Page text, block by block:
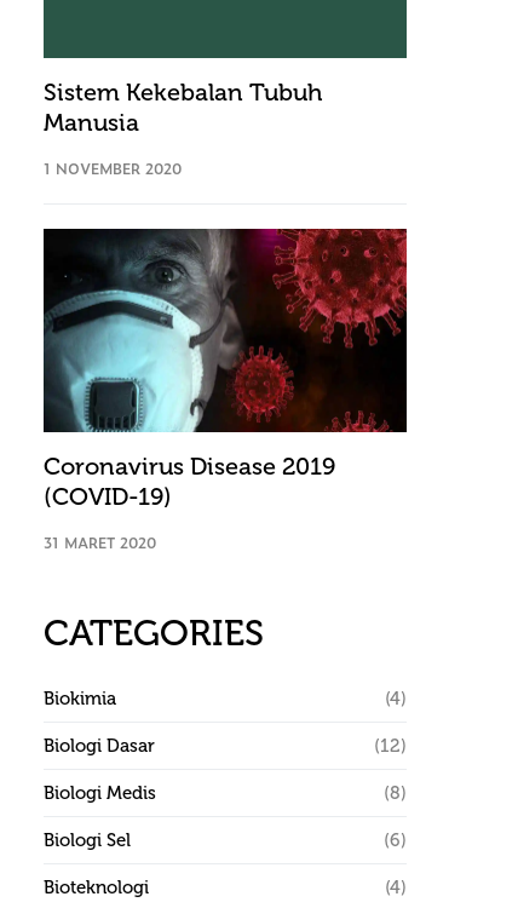
Sistem Kekebalan Tubuh
Manusia
1 NOVEMBER 2020
Coronavirus Disease 2019
(COVID-19)
31 MARET 2020
CATEGORIES
Biokimia (4)
Biologi Dasar (12)
Biologi Medis (8)
Biologi Sel (6)
Bioteknologi (4)